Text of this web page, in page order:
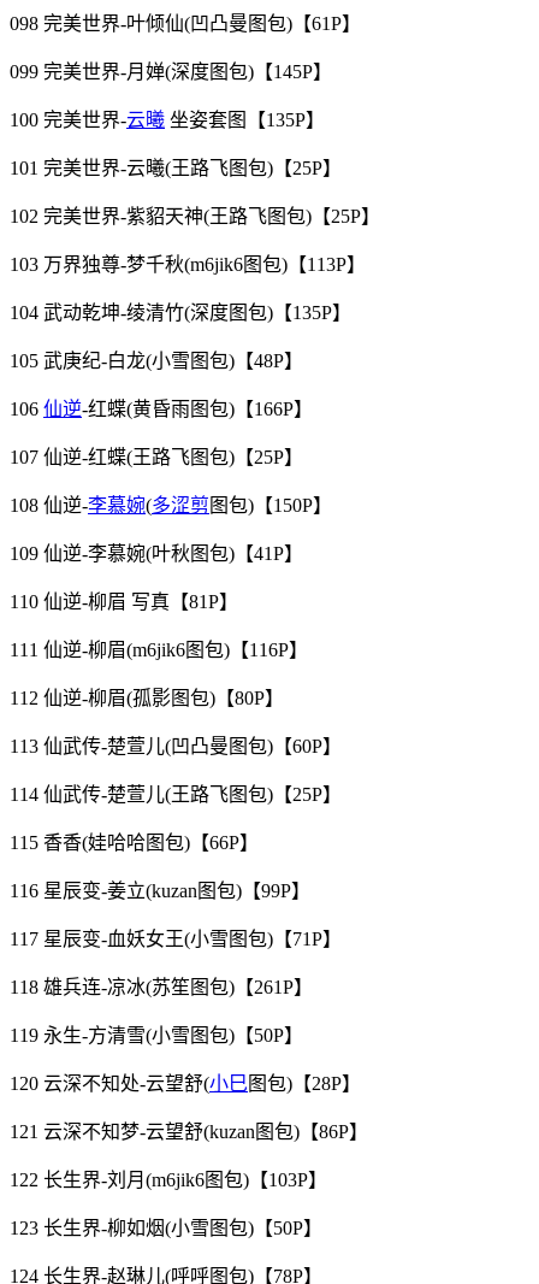
098 完美世界-叶倾仙(凹凸曼图包)【61P】
099 完美世界-月婵(深度图包)【145P】
100 完美世界-云曦 坐姿套图【135P】
101 完美世界-云曦(王路飞图包)【25P】
102 完美世界-紫貂天神(王路飞图包)【25P】
103 万界独尊-梦千秋(m6jik6图包)【113P】
104 武动乾坤-绫清竹(深度图包)【135P】
105 武庚纪-白龙(小雪图包)【48P】
106 仙逆-红蝶(黄昏雨图包)【166P】
107 仙逆-红蝶(王路飞图包)【25P】
108 仙逆-李慕婉(多涩剪 图包)【150P】
109 仙逆-李慕婉(叶秋图包)【41P】
110 仙逆-柳眉 写真【81P】
111 仙逆-柳眉(m6jik6图包)【116P】
112 仙逆-柳眉(孤影图包)【80P】
113 仙武传-楚萱儿(凹凸曼图包)【60P】
114 仙武传-楚萱儿(王路飞图包)【25P】
115 香香(娃哈哈图包)【66P】
116 星辰变-姜立(kuzan图包)【99P】
117 星辰变-血妖女王(小雪图包)【71P】
118 雄兵连-凉冰(苏笙图包)【261P】
119 永生-方清雪(小雪图包)【50P】
120 云深不知处-云望舒(小巳 图包)【28P】
121 云深不知梦-云望舒(kuzan图包)【86P】
122 长生界-刘月(m6jik6图包)【103P】
123 长生界-柳如烟(小雪图包)【50P】
124 长生界-赵琳儿(呼呼图包)【78P】